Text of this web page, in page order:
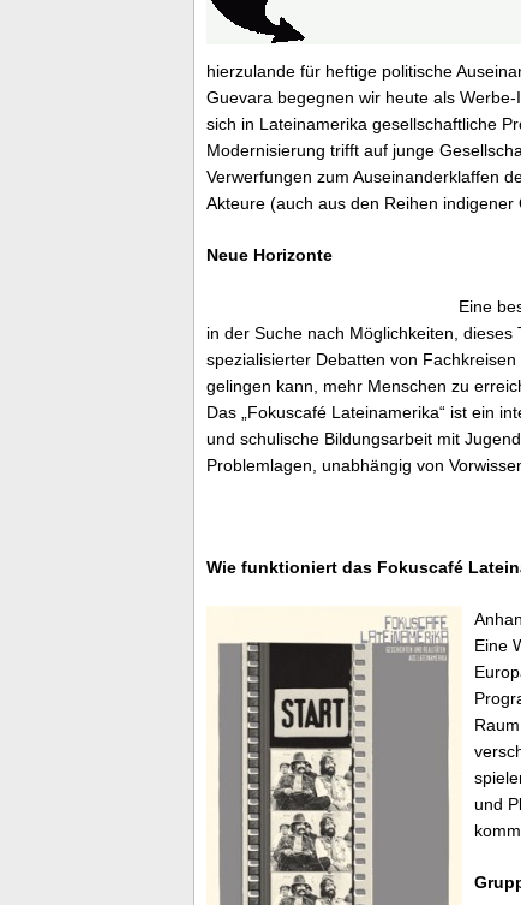
hierzulande für heftige politische
Guevara begegnen wir heute als
sich in Lateinamerika gesellschaftliche
Modernisierung trifft auf junge
Verwerfungen zum Auseinanderklaffen
Akteure (auch aus den Reihen indigener
Neue Horizonte
Eine
in der Suche nach Möglichkeiten,
spezialisierter Debatten von
gelingen kann, mehr Menschen zu
Das „Fokuscafé Lateinamerika“ ist ein
und schulische Bildungsarbeit mit
Problemlagen, unabhängig von
Wie funktioniert das Fokuscafé
Eine
und